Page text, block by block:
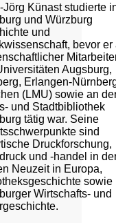
Jörg Künast studierte
und Würzburg
und
bevor er
Augsburg,
Erlangen-
(LMU) sowie an
und Stadtbibliothek
tätig war. Seine
sind
Druckforschung,
und -handel in
Neuzeit in Europa,
sowie
Wirtschafts- und